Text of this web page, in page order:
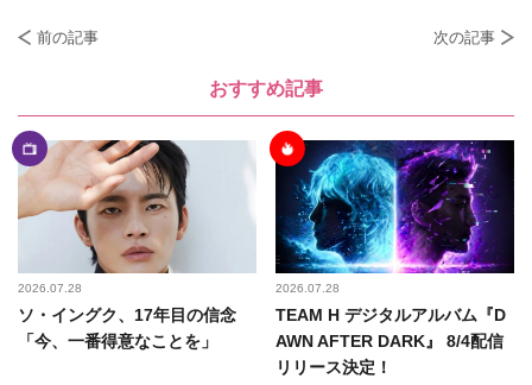
前の記事 次の記事
おすすめ記事
2026.07.28
ソ・イングク、17年目の信念
「今、一番得意なことを」
2026.07.28
TEAM H デジタルアルバム『D
AWN AFTER DARK』 8/4配信
リリース決定！